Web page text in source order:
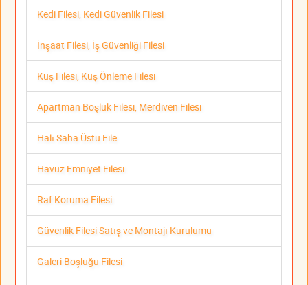
Kedi Filesi, Kedi Güvenlik Filesi
İnşaat Filesi, İş Güvenliği Filesi
Kuş Filesi, Kuş Önleme Filesi
Apartman Boşluk Filesi, Merdiven Filesi
Halı Saha Üstü File
Havuz Emniyet Filesi
Raf Koruma Filesi
Güvenlik Filesi Satış ve Montajı Kurulumu
Galeri Boşluğu Filesi